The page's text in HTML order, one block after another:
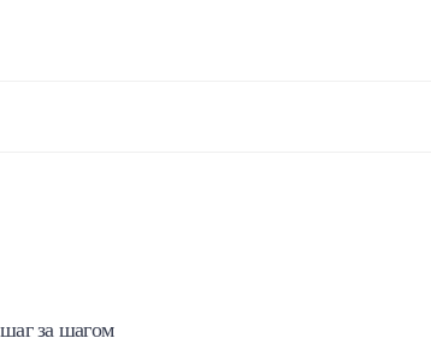
за шагом